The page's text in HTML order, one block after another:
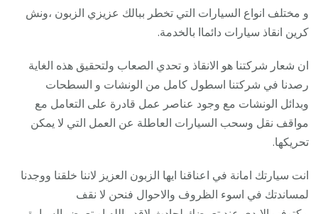
و مختلف انواع السيارات التي تخطر ببالك عزيزي الزبون ،ونش
كرين انقاذ سيارات دائماا بالخدمة.
ان شعار شركتنا هو الانقاذ و تحدي الصعاب ولتحقيق هذه الغاية
رصدنا في شركتنا اسطول كامل من الونشات و السطحات
وبدائل الونشات مع وجود عناصر عمل قادرة على التعامل مع
مواقف نقل وسحب السيارات العاطلة عن العمل التي لا يمكن
تحريكها.
انت سيارتك امانة في اعناقنا ايها الزبون العزيز لاننا خلقنا ووجدنا
لمساندتك في اسوء الظروف والاحوال فنحن لا نقف